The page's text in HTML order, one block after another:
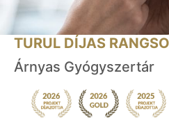
TURUL DÍJAS
Árnyas Gyógyszertár